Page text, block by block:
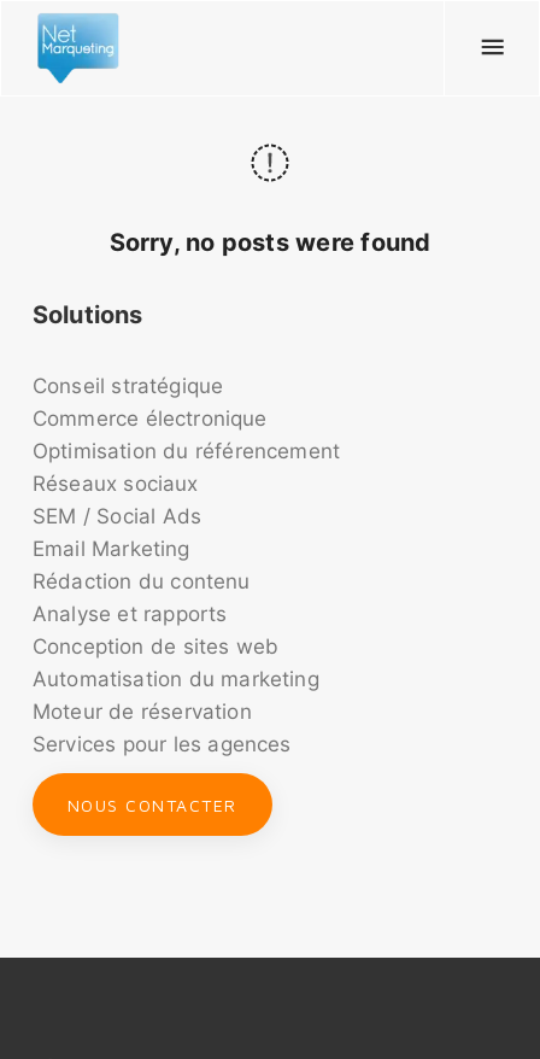
Sorry, no posts were found
Solutions
Conseil stratégique
Commerce électronique
Optimisation du référencement
Réseaux sociaux
SEM / Social Ads
Email Marketing
Rédaction du contenu
Analyse et rapports
Conception de sites web
Automatisation du marketing
Moteur de réservation
Services pour les agences
NOUS CONTACTER